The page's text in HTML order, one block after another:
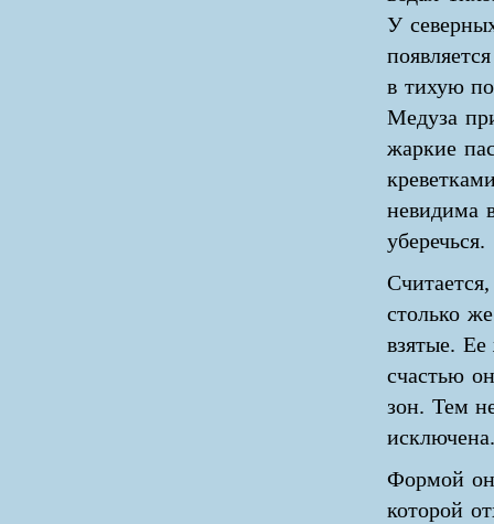
У
в тихую
Медуза
жаркие
невидима
уберечься.
столько
взятые.
счастью
зон. Тем
Формой
которой